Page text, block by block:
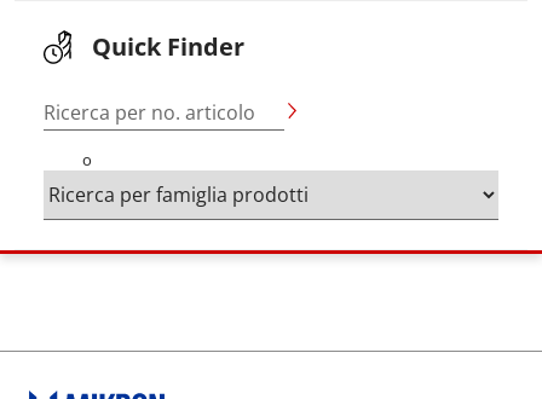
Quick Finder
Ricerca per no. articolo
o